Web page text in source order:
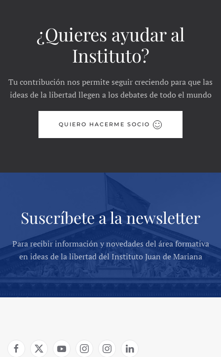
¿Quieres ayudar al
Instituto?
Tu contribución nos permite seguir creciendo para que las
ideas de la libertad llegen a los debates de todo el mundo
QUIERO HACERME SOCIO
Suscríbete a la newsletter
Para recibir información y novedades del área formativa
en ideas de la libertad del Instituto Juan de Mariana